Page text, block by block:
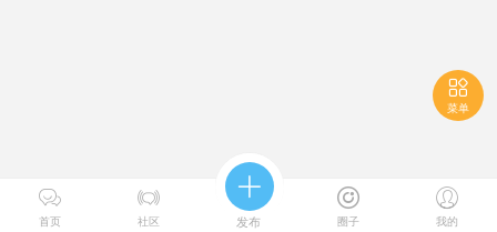

菜单

首页

社区

发布

圈子

我的